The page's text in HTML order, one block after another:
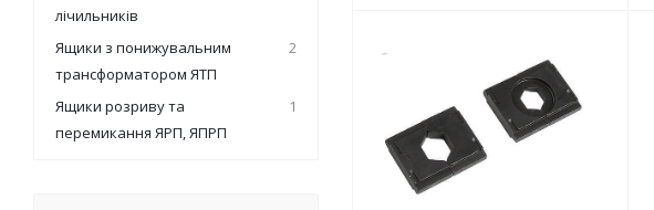
лічильників
Ящики з понижувальним
трансформатором ЯТП
2
Ящики розриву та
перемикання ЯРП, ЯПРП
1